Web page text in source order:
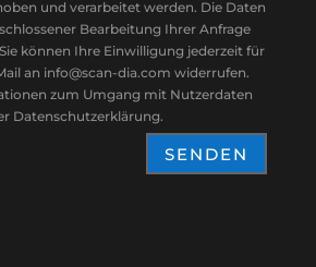
und verarbeitet werden. Die Daten
Bearbeitung Ihrer Anfrage
können Ihre Einwilligung jederzeit für
an info@scan-dia.com widerrufen.
zum Umgang mit Nutzerdaten
Datenschutzerklärung.
SENDEN